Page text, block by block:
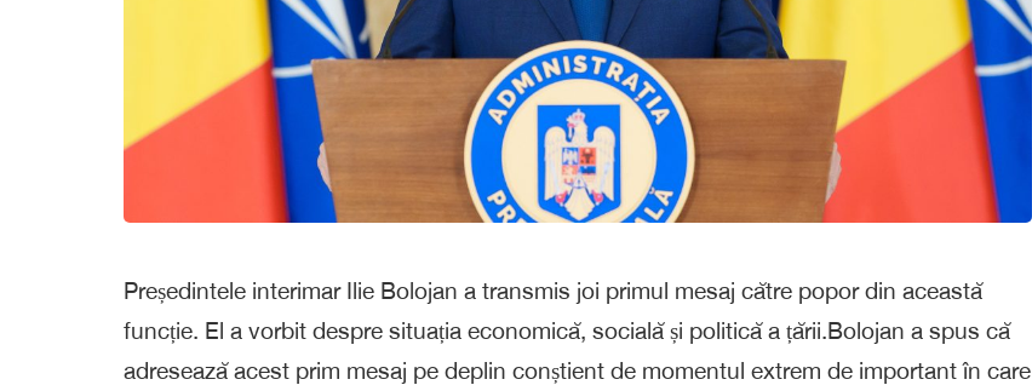
Președintele interimar Ilie Bolojan a transmis joi primul mesaj către popor din această
funcție. El a vorbit despre situația economică, socială și politică a țării.Bolojan a spus că
adresează acest prim mesaj pe deplin conștient de momentul extrem de important în care